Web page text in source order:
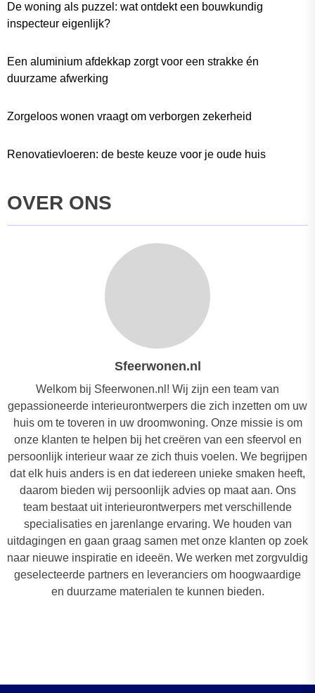
De woning als puzzel: wat ontdekt een bouwkundig
inspecteur eigenlijk?
Een aluminium afdekkap zorgt voor een strakke én
duurzame afwerking
Zorgeloos wonen vraagt om verborgen zekerheid
Renovatievloeren: de beste keuze voor je oude huis
OVER ONS
Sfeerwonen.nl
Welkom bij Sfeerwonen.nl! Wij zijn een team van
gepassioneerde interieurontwerpers die zich inzetten om uw
huis om te toveren in uw droomwoning. Onze missie is om
onze klanten te helpen bij het creëren van een sfeervol en
persoonlijk interieur waar ze zich thuis voelen. We begrijpen
dat elk huis anders is en dat iedereen unieke smaken heeft,
daarom bieden wij persoonlijk advies op maat aan. Ons
team bestaat uit interieurontwerpers met verschillende
specialisaties en jarenlange ervaring. We houden van
uitdagingen en gaan graag samen met onze klanten op zoek
naar nieuwe inspiratie en ideeën. We werken met zorgvuldig
geselecteerde partners en leveranciers om hoogwaardige
en duurzame materialen te kunnen bieden.